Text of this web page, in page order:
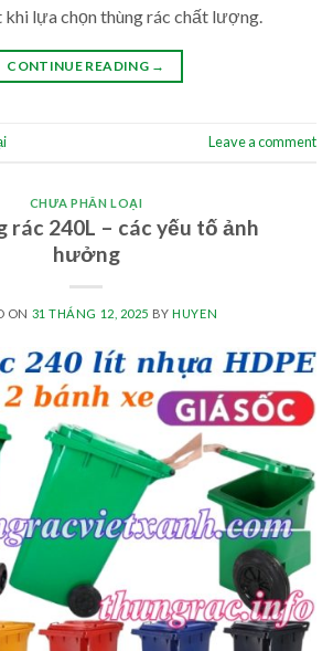
lựa chọn thùng rác chất lượng.
CONTINUE READING →
Leave a comment
CHƯA PHÂN LOẠI
rác 240L – các yếu tố ảnh
hưởng
ON 31 THÁNG 12, 2025 BYHUYEN